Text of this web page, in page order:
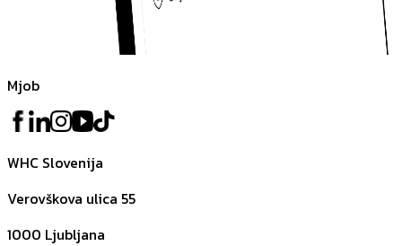
Mjob
WHC Slovenija
Verovškova ulica 55
1000 Ljubljana